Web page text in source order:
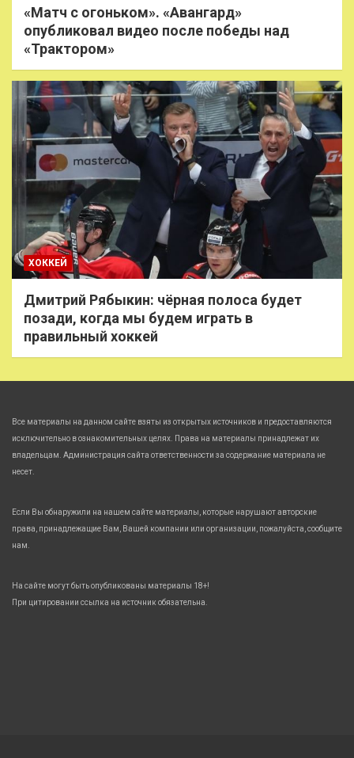
«Матч с огоньком». «Авангард»
опубликовал видео после победы над
«Трактором»
ХОККЕЙ
Дмитрий Рябыкин: чёрная полоса будет
позади, когда мы будем играть в
правильный хоккей
Все материалы на данном сайте взяты из открытых источников и предоставляются
исключительно в ознакомительных целях. Права на материалы принадлежат их
владельцам. Администрация сайта ответственности за содержание материала не
несет.
Если Вы обнаружили на нашем сайте материалы, которые нарушают авторские
права, принадлежащие Вам, Вашей компании или организации, пожалуйста, сообщите
нам.
На сайте могут быть опубликованы материалы 18+!
При цитировании ссылка на источник обязательна.